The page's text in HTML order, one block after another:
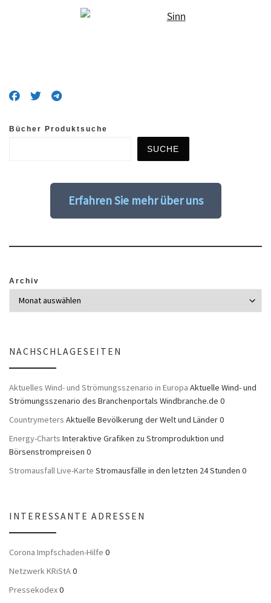
Bücher Produktsuche
SUCHE
Erfahren Sie mehr über uns
Archiv
NACHSCHLAGESEITEN
Aktuelles Wind- und Strömungsszenario in Europa Aktuelle Wind- und
Strömungsszenario des Branchenportals Windbranche.de 0
Countrymeters Aktuelle Bevölkerung der Welt und Länder 0
Energy-Charts Interaktive Grafiken zu Stromproduktion und
Börsenstrompreisen 0
Stromausfall Live-Karte Stromausfälle in den letzten 24 Stunden 0
INTERESSANTE ADRESSEN
Corona Impfschaden-Hilfe 0
Netzwerk KRiStA0
Pressekodex0